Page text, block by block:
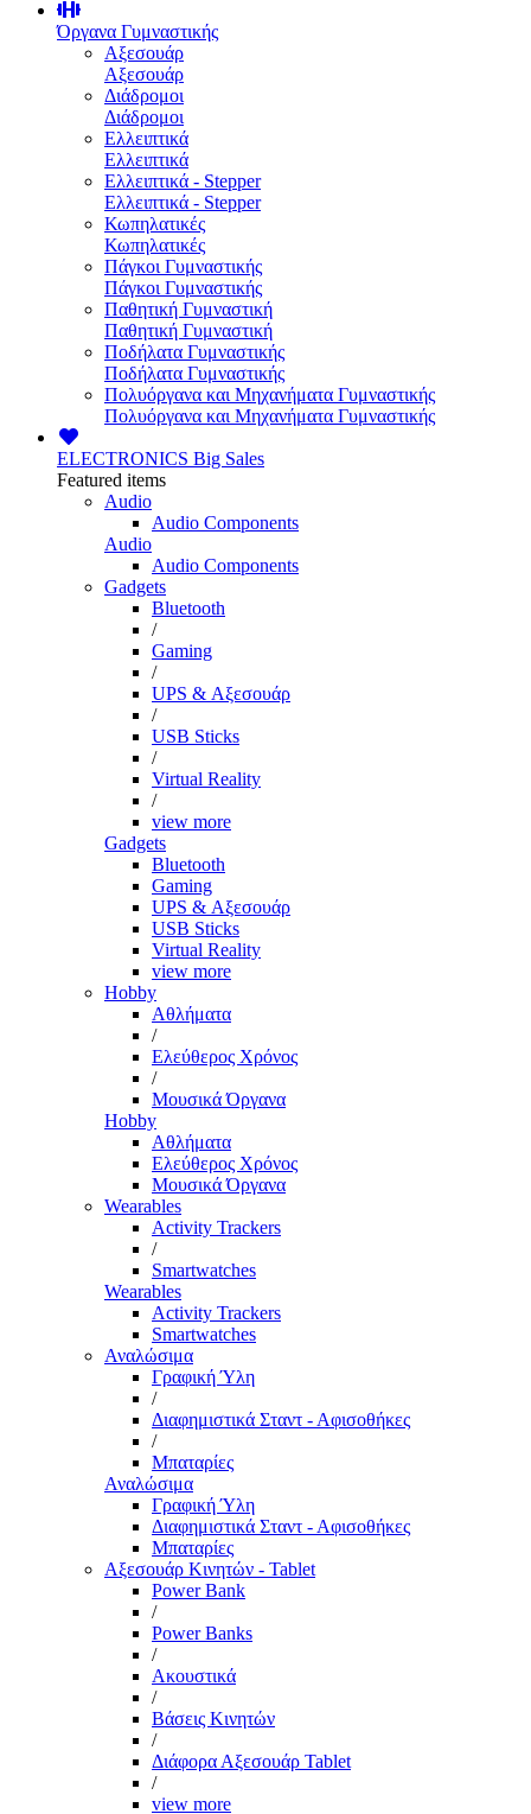
Όργανα Γυμναστικής
Αξεσουάρ
Αξεσουάρ
Διάδρομοι
Διάδρομοι
Ελλειπτικά
Ελλειπτικά
Ελλειπτικά - Stepper
Ελλειπτικά - Stepper
Κωπηλατικές
Κωπηλατικές
Πάγκοι Γυμναστικής
Πάγκοι Γυμναστικής
Παθητική Γυμναστική
Παθητική Γυμναστική
Ποδήλατα Γυμναστικής
Ποδήλατα Γυμναστικής
Πολυόργανα και Μηχανήματα Γυμναστικής
Πολυόργανα και Μηχανήματα Γυμναστικής
ELECTRONICS Big Sales
Featured items
Audio
Audio Components
Audio
Audio Components
Gadgets
Bluetooth
/
Gaming
/
UPS & Αξεσουάρ
/
USB Sticks
/
Virtual Reality
/
view more
Gadgets
Bluetooth
Gaming
UPS & Αξεσουάρ
USB Sticks
Virtual Reality
view more
Hobby
Αθλήματα
/
Ελεύθερος Χρόνος
/
Μουσικά Όργανα
Hobby
Αθλήματα
Ελεύθερος Χρόνος
Μουσικά Όργανα
Wearables
Activity Trackers
/
Smartwatches
Wearables
Activity Trackers
Smartwatches
Αναλώσιμα
Γραφική Ύλη
/
Διαφημιστικά Σταντ - Αφισοθήκες
/
Μπαταρίες
Αναλώσιμα
Γραφική Ύλη
Διαφημιστικά Σταντ - Αφισοθήκες
Μπαταρίες
Αξεσουάρ Κινητών - Tablet
Power Bank
/
Power Banks
/
Ακουστικά
/
Βάσεις Κινητών
/
Διάφορα Αξεσουάρ Tablet
/
view more